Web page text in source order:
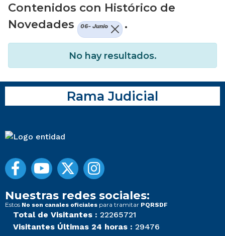
Contenidos con Histórico de
Novedades
06- Junio .
No hay resultados.
Rama Judicial
Nuestras redes sociales:
Estos No son canales oficiales para tramitar PQRSDF
Total de Visitantes : 22265721
Visitantes Últimas 24 horas : 29476